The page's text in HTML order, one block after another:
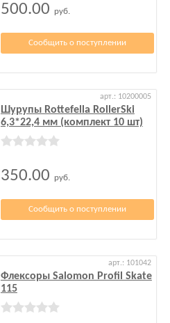
500.00 руб.
Сообщить о поступлении
арт.: 10200005
Шурупы Rottefella RollerSki
6,3*22,4 мм (комплект 10 шт)
350.00 руб.
Сообщить о поступлении
арт.: 101042
Флексоры Salomon Profil Skate
115